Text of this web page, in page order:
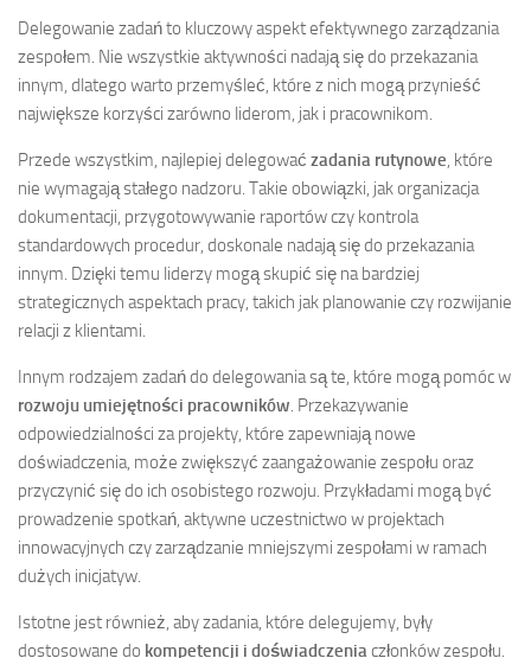
Delegowanie zadań to kluczowy aspekt efektywnego zarządzania
zespołem. Nie wszystkie aktywności nadają się do przekazania
innym, dlatego warto przemyśleć, które z nich mogą przynieść
największe korzyści zarówno liderom, jak i pracownikom.
Przede wszystkim, najlepiej delegować zadania rutynowe, które
nie wymagają stałego nadzoru. Takie obowiązki, jak organizacja
dokumentacji, przygotowywanie raportów czy kontrola
standardowych procedur, doskonale nadają się do przekazania
innym. Dzięki temu liderzy mogą skupić się na bardziej
strategicznych aspektach pracy, takich jak planowanie czy rozwijanie
relacji z klientami.
Innym rodzajem zadań do delegowania są te, które mogą pomóc w
rozwoju umiejętności pracowników. Przekazywanie
odpowiedzialności za projekty, które zapewniają nowe
doświadczenia, może zwiększyć zaangażowanie zespołu oraz
przyczynić się do ich osobistego rozwoju. Przykładami mogą być
prowadzenie spotkań, aktywne uczestnictwo w projektach
innowacyjnych czy zarządzanie mniejszymi zespołami w ramach
dużych inicjatyw.
Istotne jest również, aby zadania, które delegujemy, były
dostosowane do kompetencji i doświadczeniaczłonków zespołu.